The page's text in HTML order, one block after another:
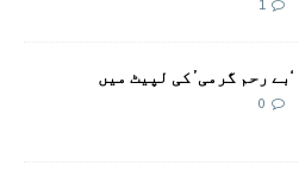
1
رحم گرمی’ کی لپیٹ میں
0